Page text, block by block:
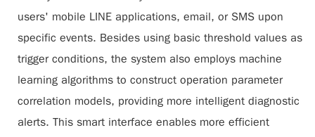
users' mobile LINE applications, email, or SMS upon
specific events. Besides using basic threshold values as
trigger conditions, the system also employs machine
learning algorithms to construct operation parameter
correlation models, providing more intelligent diagnostic
alerts. This smart interface enables more efficient